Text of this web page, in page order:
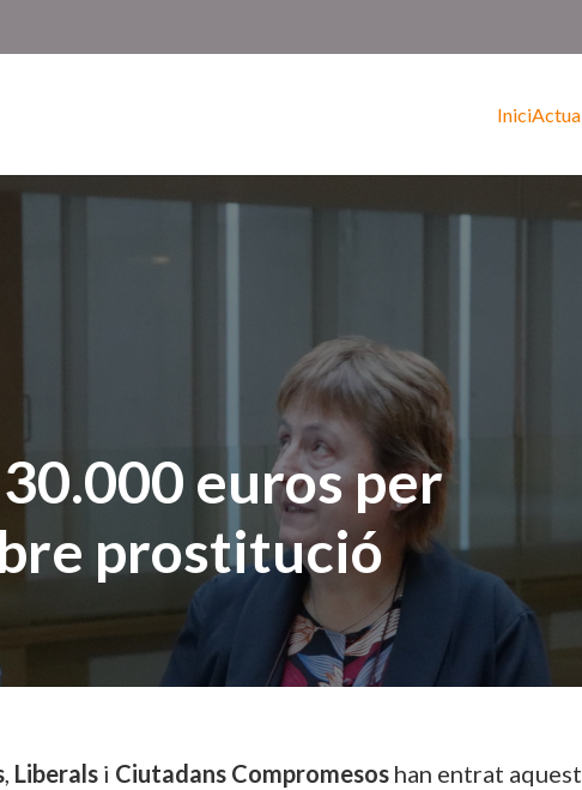
Inici
euros per
prostitució
, Liberals i Ciutadans Compromesos han entrat